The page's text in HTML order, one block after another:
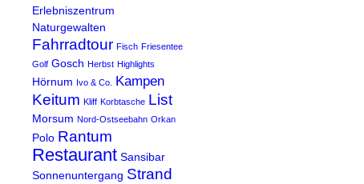
Erlebniszentrum
Naturgewalten
Fahrradtour Fisch Friesentee
Golf Gosch Herbst Highlights
Hörnum Ivo & Co. Kampen
Keitum Kliff Korbtasche List
Morsum Nord-Ostseebahn Orkan
Polo Rantum
Restaurant Sansibar
Sonnenuntergang Strand